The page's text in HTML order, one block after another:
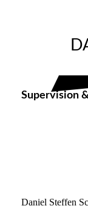
Supervision
Daniel Steffen